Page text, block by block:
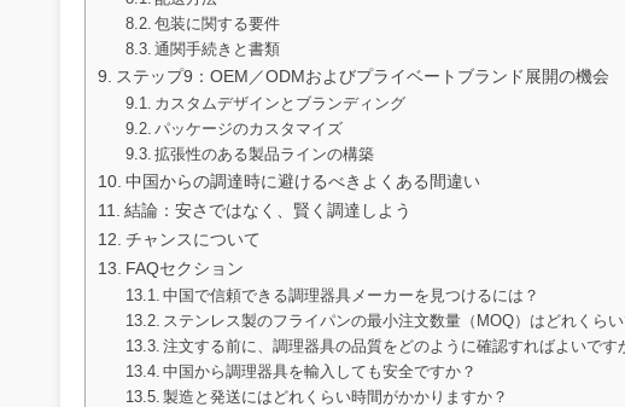
包装に関する要件
通関手続きと書類
ステップ9：OEM／ODMおよびプライベートブランド展開の機会
カスタムデザインとブランディング
パッケージのカスタマイズ
拡張性のある製品ラインの構築
中国からの調達時に避けるべきよくある間違い
結論：安さではなく、賢く調達しよう
チャンスについて
FAQセクション
中国で信頼できる調理器具メーカーを見つけるには？
ステンレス製のフライパンの最小注文数量（MOQ）はどれくらい
注文する前に、調理器具の品質をどのように確認すればよいです
中国から調理器具を輸入しても安全ですか？
製造と発送にはどれくらい時間がかかりますか？